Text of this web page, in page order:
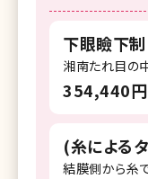
湘南美容
湘南美容ク
湘南美容ク
下眼瞼下
湘南たれ目の
354,440円
(糸による
結膜側から糸